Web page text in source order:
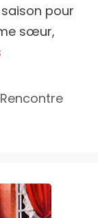
pour
sœur,
Rencontre